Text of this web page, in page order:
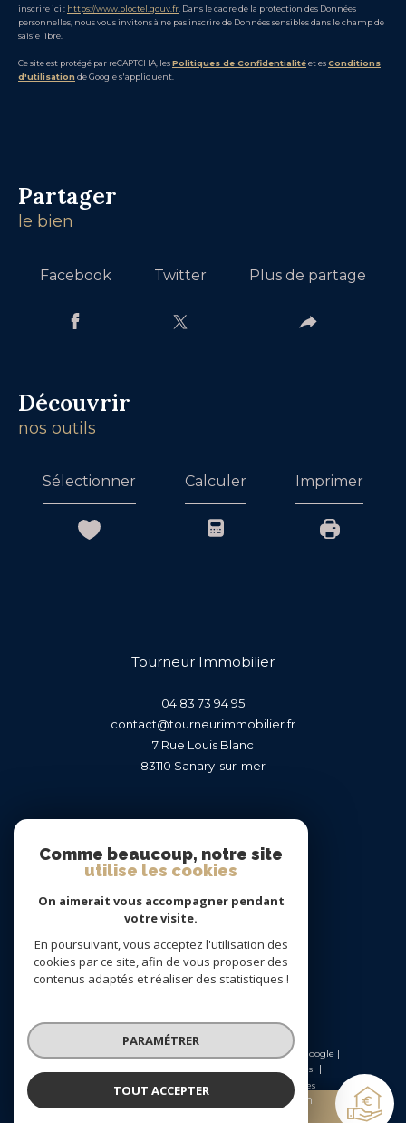
inscrire ici : https://www.bloctel.gouv.fr . Dans le cadre de la protection des Données
personnelles, nous vous invitons à ne pas inscrire de Données sensibles dans le champ de
saisie libre.
Ce site est protégé par reCAPTCHA, lesPolitiques de Confidentialitéet esConditions
d'utilisation de Google s'appliquent.
partager
le bien
Facebook Twitter Plus de partage
découvrir
nos outils
Sélectionner Calculer Imprimer
Tourneur Immobilier
04 83 73 94 95
contact@tourneurimmobilier.fr
7 Rue Louis Blanc
83110
sanary-sur-mer
Adhérents
© 2026 | Tous droits réservés | Traduction powered by Google |
Mentions légales
Admin
Nos liens Politique RGPD Cookies
Estimation
Comme beaucoup, notre site
utilise les cookies
On aimerait vous accompagner pendant
votre visite.
En poursuivant, vous acceptez l'utilisation des
cookies par ce site, afin de vous proposer des
contenus adaptés et réaliser des statistiques !
PARAMÉTRER
TOUT ACCEPTER